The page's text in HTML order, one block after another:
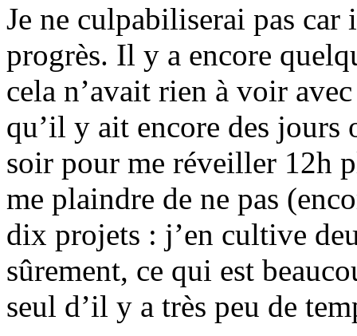
Je ne culpabiliserai pas
progrès. Il y a encore
cela n’avait rien à voir
qu’il y ait encore des jours
soir pour me réveiller 12h
me plaindre de ne pas
dix projets : j’en cultive
sûrement, ce qui est
seul d’il y a très peu de